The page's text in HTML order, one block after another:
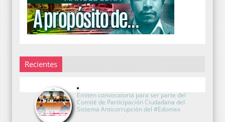
Recientes
Emiten convocatoria para ser parte del
Comité de Participación Ciudadana del
Sistema Anticorrupción del #Edomex